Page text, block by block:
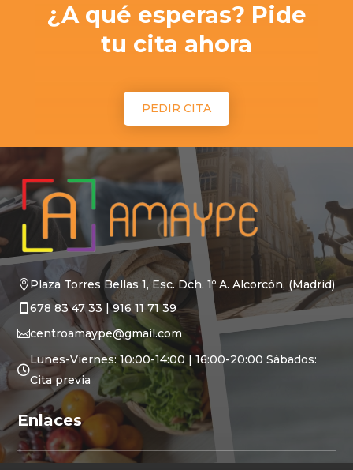
¿A qué esperas? Pide
tu cita ahora
PEDIR CITA
Plaza Torres Bellas 1, Esc. Dch. 1º A.Alcorcón, (Madrid)
678 83 47 33 |916 11 71 39
centroamaype@gmail.com

Lunes-Viernes: 10:00-14:00 | 16:00-20:00 Sábados:
Cita previa
Enlaces